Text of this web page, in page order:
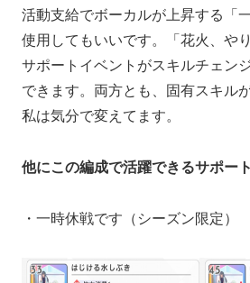
活動支給でボーカルが上昇する「
使用してもいいです。「花火、や
サポートイベントがスキルチェン
できます。両方とも、固有スキル
私は気分で変えてます。
他にこの編成で活躍できるサポート
・一時休戦です（シーズン限定）